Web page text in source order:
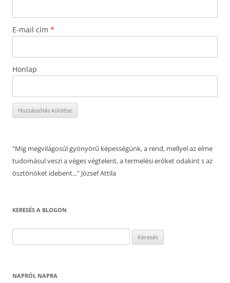
E-mail cím *
Honlap
"Mig megvilágosúl gyönyörű képességünk, a rend, mellyel az elme
tudomásul veszi a véges végtelent, a termelési erőket odakint s az
ösztönöket idebent..." József Attila
KERESÉS A BLOGON
NAPRÓL NAPRA